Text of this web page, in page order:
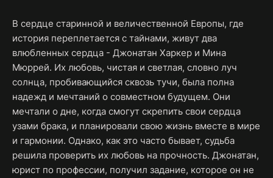
В сердце старинной и величественной Европы, где
история переплетается с тайнами, живут два
влюбленных сердца - Джонатан Харкер и Мина
Мюррей. Их любовь, чистая и светлая, словно луч
солнца, пробивающийся сквозь тучи, была полна
надежд и мечтаний о совместном будущем. Они
мечтали о дне, когда смогут скрепить свои сердца
узами брака, и планировали свою жизнь вместе в мире
и гармонии. Однако, как это часто бывает, судьба
решила проверить их любовь на прочность. Джонатан,
юрист по профессии, получил задание, которое он не